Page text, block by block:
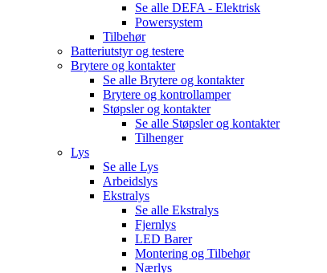
Se alle DEFA - Elektrisk
Powersystem
Tilbehør
Batteriutstyr og testere
Brytere og kontakter
Se alle Brytere og kontakter
Brytere og kontrollamper
Støpsler og kontakter
Se alle Støpsler og kontakter
Tilhenger
Lys
Se alle Lys
Arbeidslys
Ekstralys
Se alle Ekstralys
Fjernlys
LED Barer
Montering og Tilbehør
Nærlys